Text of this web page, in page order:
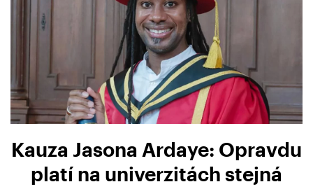
Kauza Jasona Ardaye: Opravdu
platí na univerzitách stejná